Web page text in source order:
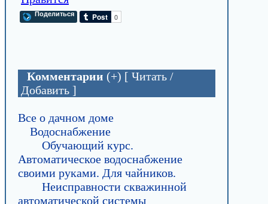
Поделиться
Комментарии (+) [ Читать /
Добавить ]
Все о дачном доме
Водоснабжение
Обучающий курс.
Автоматическое водоснабжение
своими руками. Для чайников.
Неисправности скважинной
автоматической системы